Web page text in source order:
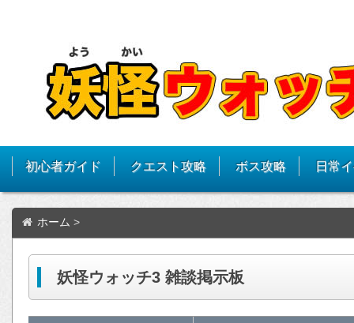
初心者ガイド クエスト攻略 ボス攻略 日常
ホーム >
妖怪ウォッチ3 雑談掲示板